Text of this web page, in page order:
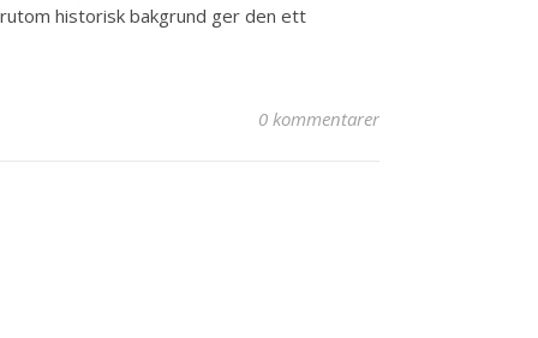
historisk bakgrund ger den ett
0 kommentarer